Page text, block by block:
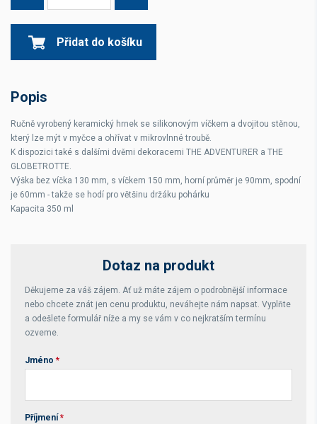
Přidat do košíku
Popis
Ručně vyrobený keramický hrnek se silikonovým víčkem a dvojitou stěnou,
který lze mýt v myčce a ohřívat v mikrovlnné troubě.
K dispozici také s dalšími dvěmi dekoracemi THE ADVENTURER a THE
GLOBETROTTE.
Výška bez víčka 130 mm, s víčkem 150 mm, horní průměr je 90mm, spodní
je 60mm - takže se hodí pro většinu držáku pohárku
Kapacita 350 ml
Dotaz na produkt
Děkujeme za váš zájem. Ať už máte zájem o podrobnější informace
nebo chcete znát jen cenu produktu, neváhejte nám napsat. Vyplňte
a odešlete formulář níže a my se vám v co nejkratším termínu
ozveme.
Jméno *
Příjmení *